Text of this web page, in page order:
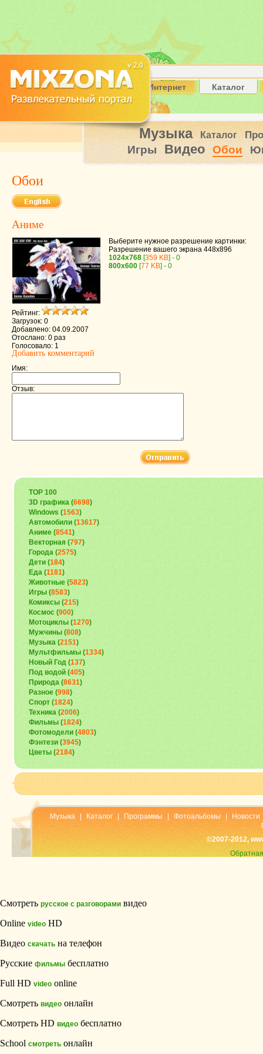
Интернет Каталог
Музыка Каталог
Игры Видео Обои
Обои
Аниме
Рейтинг:
Загрузок: 0
Добавлено: 04.09.2007
Отослано: 0 раз
Голосовало: 1
Выберите нужное разрешение картинки:
Разрешение вашего экрана 448x896
1024x768 [359 KB] - 0
800x600 [77 KB] - 0
Добавить комментарий
Имя:
Отзыв:
TOP 100
3D графика (6698)
Windows (1563)
Автомобили (13617)
Аниме (8541)
Векторная (797)
Города (2575)
Дети (184)
Еда (1181)
Животные (5823)
Игры (8583)
Комиксы (215)
Космос (900)
Мотоциклы (1270)
Мужчины (808)
Музыка (2151)
Мультфильмы (1334)
Новый Год (137)
Под водой (405)
Природа (8631)
Разное (998)
Спорт (1824)
Техника (2006)
Фильмы (1824)
Фотомодели (4803)
Фэнтези (3945)
Цветы (2184)
Музыка Каталог Программы Фотоальбомы
Новости
©2007-2012,
Смотреть русское с разговорами видео
Online video HD
Видео скачать на телефон
Русские фильмы бесплатно
Full HD video online
Смотреть видео онлайн
Смотреть HD видео бесплатно
School смотреть онлайн